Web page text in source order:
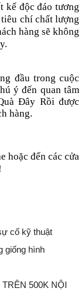
kế độc đáo tương
chí chất lượng
hàng sẽ không
đầu trong cuộc
ý đến quan tâm
Đây Rồi được
hàng.
hoặc đến các cửa
cố kỹ thuật
giống hình
500K NỘI